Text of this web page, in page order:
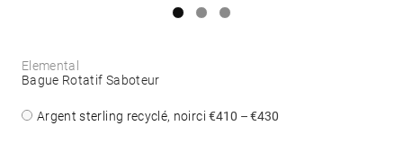
Elemental
Bague Rotatif Saboteur
Argent sterling recyclé, noirci€410 – €430